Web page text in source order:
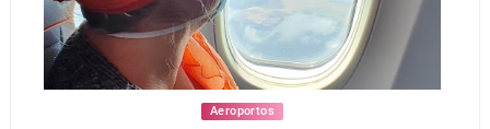
Aeroportos